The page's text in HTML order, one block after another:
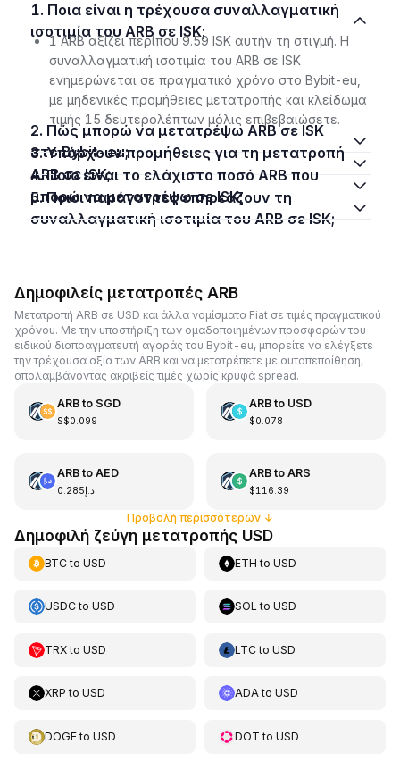
1. Ποια είναι η τρέχουσα συναλλαγματική
ισοτιμία του ARB σε ISK;
1 ARB αξίζει περίπου 9.59 ISK αυτήν τη στιγμή. Η
συναλλαγματική ισοτιμία του ARB σε ISK
ενημερώνεται σε πραγματικό χρόνο στο Bybit-eu,
με μηδενικές προμήθειες μετατροπής και κλείδωμα
τιμής 15 δευτερολέπτων μόλις επιβεβαιώσετε.
2. Πώς μπορώ να μετατρέψω ARB σε ISK
στο Bybit-eu;
3. Υπάρχουν προμήθειες για τη μετατροπή
ARB σε ISK;
4. Ποιο είναι το ελάχιστο ποσό ARB που
μπορώ να μετατρέψω σε ISK;
5. Ποιοι παράγοντες επηρεάζουν τη
συναλλαγματική ισοτιμία του ARB σε ISK;
Δημοφιλείς μετατροπές ARB
Μετατροπή ARB σε USD και άλλα νομίσματα Fiat σε τιμές πραγματικού
χρόνου. Με την υποστήριξη των ομαδοποιημένων προσφορών του
ειδικού διαπραγματευτή αγοράς του Bybit-eu, μπορείτε να ελέγξετε
την τρέχουσα αξία των ARB και να μετατρέπετε με αυτοπεποίθηση,
απολαμβάνοντας ακριβείς τιμές χωρίς κρυφά spread.
ARBto SGD
S$0.099
ARBto USD
$0.078
ARBto AED
د.إ0.285
ARBto ARS
$116.39
Προβολή περισσότερων↓
Δημοφιλή ζεύγη μετατροπής USD
BTCto USD ETH toUSD
USDCto USD SOL toUSD
TRXto USD LTCtoUSD
XRP to USD ADAtoUSD
DOGEto USD DOT toUSD